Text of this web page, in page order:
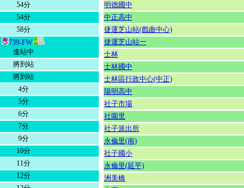
54分
54分
58分
739-FW
進站中
將到站
將到站
4分
5分
6分
7分
9分
10分
11分
12分
明德國中
中正高中
捷運芝山站(戲曲中心)
捷運芝山站一
士林
士林國中
士林區行政中心(中正)
陽明高中
社子市場
社園里
社子派出所
永倫里(南)
社子國小
永倫里(延平)
洲美橋